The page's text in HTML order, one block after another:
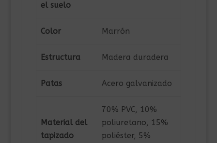
el suelo
Color Marrón
Estructura Madera duradera
Patas Acero galvanizado
Material del
tapizado
70% PVC, 10%
poliuretano, 15%
poliéster, 5%